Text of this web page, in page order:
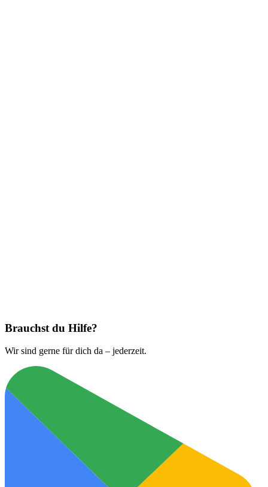
Brauchst du Hilfe?
Wir sind gerne für dich da – jederzeit.